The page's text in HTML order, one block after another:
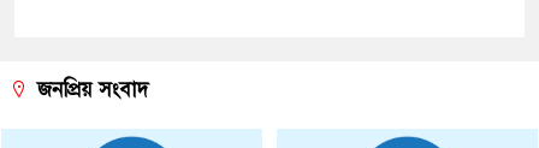
জনপ্রিয় সংবাদ